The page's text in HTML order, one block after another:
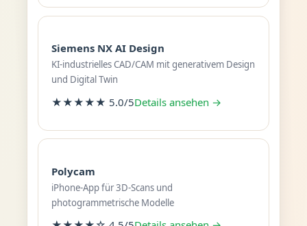
Siemens NX AI Design
KI-industrielles CAD/CAM mit generativem Design
und Digital Twin
★★★★★ 5.0/5Details ansehen →
Polycam
iPhone-App für 3D-Scans und
photogrammetrische Modelle